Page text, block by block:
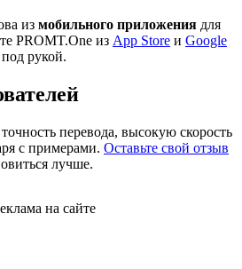
из мобильного приложения для
PROMT.One из App Store и Google
рукой.
перевода, высокую скорость
с примерами. Оставьте свой отзыв
лучше.
на сайте